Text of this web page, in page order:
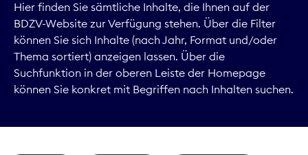
Digitales
Kommunikation
Marktdaten
Hier finden Sie sämtliche Inhalte, die Ihnen auf der
BDZV-Website zur Verfügung stehen. Über die Filter
können Sie sich Inhalte (nach Jahr, Format und/oder
Thema sortiert) anzeigen lassen. Über die
Suchfunktion in der oberen Leiste der Homepage
können Sie konkret mit Begriffen nach Inhalten suchen.